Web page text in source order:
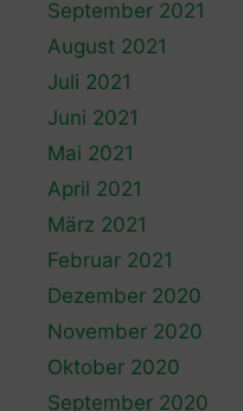
September 2021
August 2021
Juli 2021
Juni 2021
Mai 2021
April 2021
März 2021
Februar 2021
Dezember 2020
November 2020
Oktober 2020
September 2020